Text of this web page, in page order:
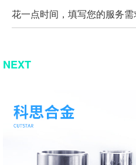
花一点时间，填写您的服务
NEXT